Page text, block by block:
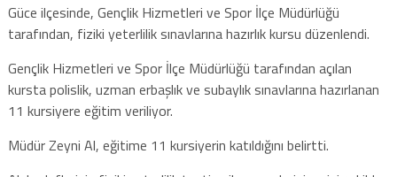
Güce ilçesinde, Gençlik Hizmetleri ve Spor İlçe Müdürlüğü
tarafından, fiziki yeterlilik sınavlarına hazırlık kursu düzenlendi.
Gençlik Hizmetleri ve Spor İlçe Müdürlüğü tarafından açılan
kursta polislik, uzman erbaşlık ve subaylık sınavlarına hazırlanan
11 kursiyere eğitim veriliyor.
Müdür Zeyni Al, eğitime 11 kursiyerin katıldığını belirtti.